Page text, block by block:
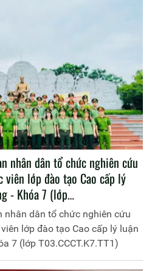
nhân dân tổ chức nghiên cứu
lớp đào tạo Cao cấp lý
- Khóa 7 (lớp
nhân dân tổ chức nghiên cứu
lớp đào tạo Cao cấp lý luận
7 (lớp T03.CCCT.K7.TT1)